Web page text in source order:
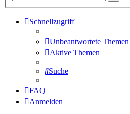
Schnellzugriff
Unbeantwortete Themen
Aktive Themen
Suche
FAQ
Anmelden